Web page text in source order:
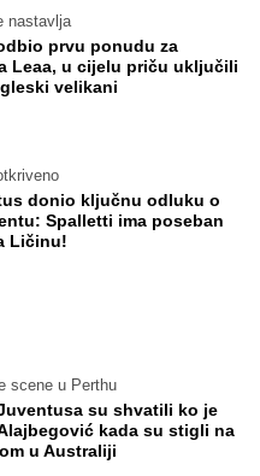
nastavlja
prvu ponudu za
Leaa, u cijelu priču uključili
velikani
donio ključnu odluku o
Spalletti ima poseban
Ličinu!
scene u Perthu
su shvatili ko je
kada su stigli na
u Australiji